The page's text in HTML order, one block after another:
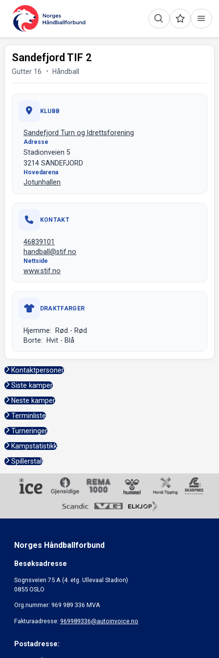
Sandefjord TIF 2
Gutter 16 Håndball
KLUBB
Sandefjord Turn og Idrettsforening
Adresse
Stadionveien 5
3214 SANDEFJORD
Hovedarena
Jotunhallen
KONTAKT
46839101
handball@stif.no
Nettside
www.stif.no
DRAKTFARGER
Hjemme: Rød - Rød
Borte: Hvit - Blå
Kontaktpersoner
Siste kamper
Neste kamper
Terminliste
Turneringer
Kampstatistikk
Spillerstall
Norges Håndballforbund
Besøksadresse
Sognsveien 75 A (4. etg. Ullevaal Stadion)
0855 OSLO
Org.nummer: 969 989 336 MVA
Fakturaadresse: 969989336@autoinvoice.no
Postadresse: